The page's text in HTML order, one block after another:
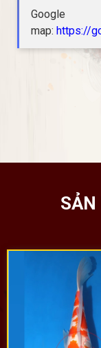
Google
map: https://
SẢN